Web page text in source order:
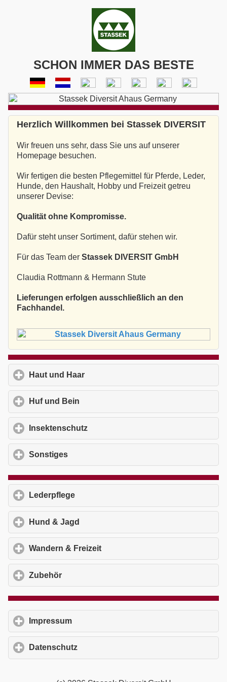
SCHON IMMER DAS BESTE
Herzlich Willkommen bei Stassek DIVERSIT
Wir freuen uns sehr, dass Sie uns auf unserer
Homepage besuchen.
Wir fertigen die besten Pflegemittel für Pferde, Leder,
Hunde, den Haushalt, Hobby und Freizeit getreu
unserer Devise:
Qualität ohne Kompromisse.
Dafür steht unser Sortiment, dafür stehen wir.
Für das Team der Stassek DIVERSIT GmbH
Claudia Rottmann & Hermann Stute
Lieferungen erfolgen ausschließlich an den
Fachhandel.
Haut und Haar
Huf und Bein
Insektenschutz
Sonstiges
Lederpflege
Hund & Jagd
Wandern & Freizeit
Zubehör
Impressum
Datenschutz